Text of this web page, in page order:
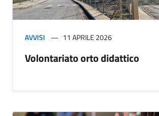
AVVISI 11 APRILE 2026
Volontariato orto didattico